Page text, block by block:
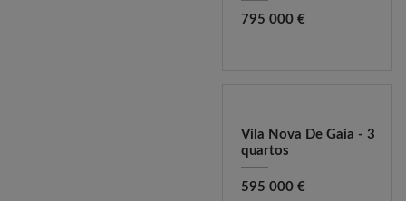
795 000 €
Vila Nova De Gaia - 3
quartos
595 000 €